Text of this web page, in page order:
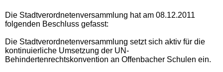
Die Stadtverordnetenversammlung hat am 08.12.2011
folgenden Beschluss gefasst:
Die Stadtverordnetenversammlung setzt sich aktiv für die
kontinuierliche Umsetzung der UN-
Behindertenrechtskonvention an Offenbacher Schulen ein.